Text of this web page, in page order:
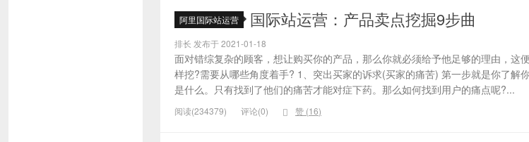
阿里国际站运营 国际站运营：产品卖点挖掘9步曲
排长 发布于 2021-01-18
面对错综复杂的顾客，想让购买你的产品，那么你就必须给予他足够的理由，这
样挖?需要从哪些角度着手? 1、突出买家的诉求(买家的痛苦) 第一步就是你了解
是什么。只有找到了他们的痛苦才能对症下药。那么如何找到用户的痛点呢?...
阅读(234379) 评论(0) 赞 (16)